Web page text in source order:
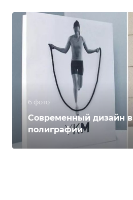
6 фото
Современный дизайн в
полиграфии